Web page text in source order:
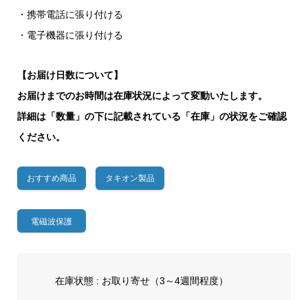
・携帯電話に張り付ける
・電子機器に張り付ける
【お届け日数について】
お届けまでのお時間は在庫状況によって変動いたします。
詳細は「数量」の下に記載されている「在庫」の状況をご確認
ください。
おすすめ商品 タキオン製品
電磁波保護
在庫状態 : お取り寄せ（3～4週間程度）